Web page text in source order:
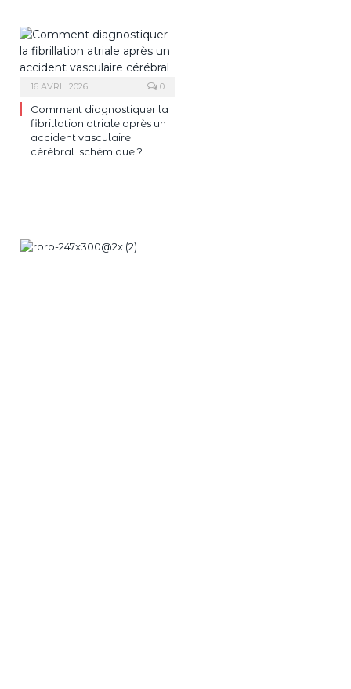
16 AVRIL 2026 0
Comment diagnostiquer la
fibrillation atriale après un
accident vasculaire
cérébral ischémique ?